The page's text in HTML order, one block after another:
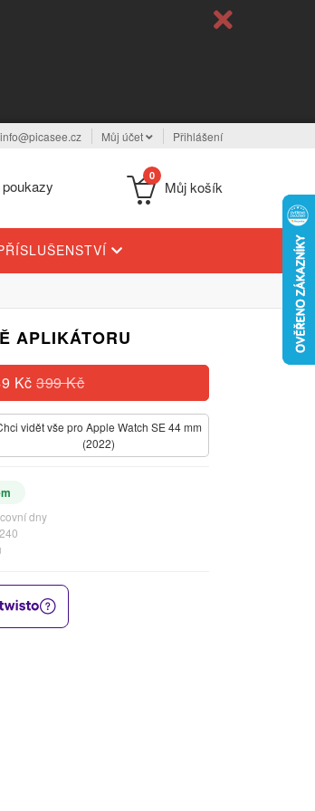
info@picasee.cz Můj účet Přihlášení
0
Můj košík
APLIKÁTORU
Kč399 Kč
vidět vše pro Apple Watch SE 44 mm
(2022)
dny